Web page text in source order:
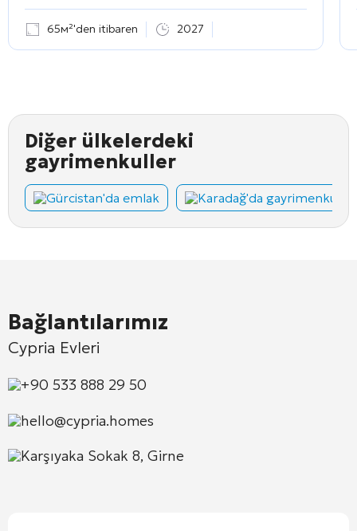
65м²'den itibaren 2027
Diğer ülkelerdeki
gayrimenkuller
Gürcistan'da emlak Karadağ'da gayrimenkul
Bağlantılarımız
Cypria Evleri
+90 533 888 29 50
hello@cypria.homes
Karşıyaka Sokak 8, Girne